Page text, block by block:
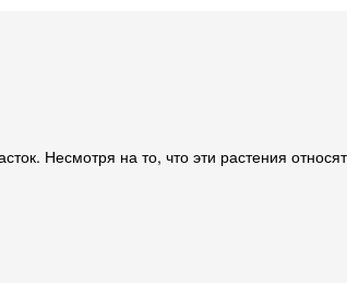
Несмотря на то, что эти растения